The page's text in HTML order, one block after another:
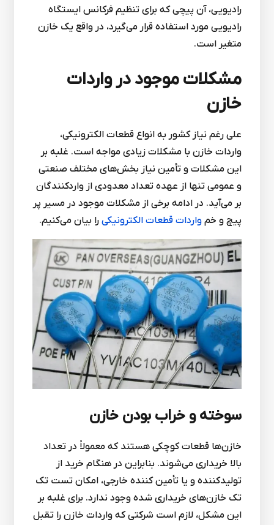
رادیویی، آن پیچی که برای تنظیم فرکانس ایستگاه
رادیویی مورد استفاده قرار می‌گیرد، در واقع یک خازن
متغیر است.
مشکلات موجود در واردات
خازن
علی رغم نیاز کشور به انواع قطعات الکترونیکی،
واردات خازن با مشکلات زیادی مواجه است. غلبه بر
این مشکلات و تأمین نیاز بخش‌های مختلف صنعتی
و عمومی تنها از عهده تعداد معدودی از واردکنندگان
بر می‌آید. در ادامه برخی از مشکلات موجود در مسیر پر
پیچ و خم واردات قطعات الکترونیکی را بیان می‌کنیم.
سوخته و خراب بودن خازن
خازن‌ها قطعات کوچکی هستند که معمولاً در تعداد
بالا خریداری می‌شوند. بنابراین در هنگام خرید از
تولیدکننده و یا تأمین کننده خارجی، امکان تست تک
تک خازن‌های خریداری شده وجود ندارد. برای غلبه بر
این مشکل، لازم است شرکتی که واردات خازن را تقبل